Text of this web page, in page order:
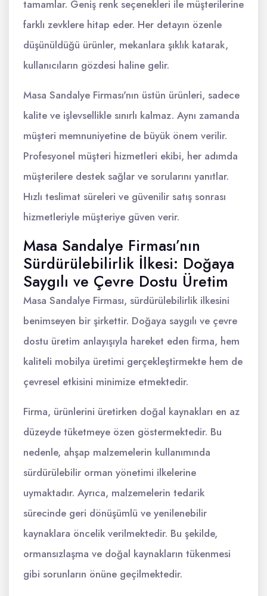
tamamlar. Geniş renk seçenekleri ile müşterilerine
farklı zevklere hitap eder. Her detayın özenle
düşünüldüğü ürünler, mekanlara şıklık katarak,
kullanıcıların gözdesi haline gelir.
Masa Sandalye Firması'nın üstün ürünleri, sadece
kalite ve işlevsellikle sınırlı kalmaz. Aynı zamanda
müşteri memnuniyetine de büyük önem verilir.
Profesyonel müşteri hizmetleri ekibi, her adımda
müşterilere destek sağlar ve sorularını yanıtlar.
Hızlı teslimat süreleri ve güvenilir satış sonrası
hizmetleriyle müşteriye güven verir.
Masa Sandalye Firması’nın
Sürdürülebilirlik İlkesi: Doğaya
Saygılı ve Çevre Dostu Üretim
Masa Sandalye Firması, sürdürülebilirlik ilkesini
benimseyen bir şirkettir. Doğaya saygılı ve çevre
dostu üretim anlayışıyla hareket eden firma, hem
kaliteli mobilya üretimi gerçekleştirmekte hem de
çevresel etkisini minimize etmektedir.
Firma, ürünlerini üretirken doğal kaynakları en az
düzeyde tüketmeye özen göstermektedir. Bu
nedenle, ahşap malzemelerin kullanımında
sürdürülebilir orman yönetimi ilkelerine
uymaktadır. Ayrıca, malzemelerin tedarik
sürecinde geri dönüşümlü ve yenilenebilir
kaynaklara öncelik verilmektedir. Bu şekilde,
ormansızlaşma ve doğal kaynakların tükenmesi
gibi sorunların önüne geçilmektedir.